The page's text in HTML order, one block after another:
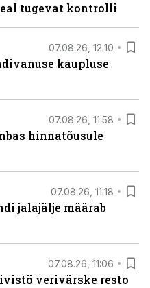
tugevat kontrolli
07.08.26, 12:10
kaupluse
07.08.26, 11:58
hinnatõusule
07.08.26, 11:18
jalajälje määrab
07.08.26, 11:06
verivärske resto